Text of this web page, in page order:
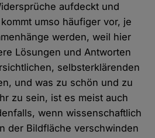
aufdeckt und
umso häufiger vor, je
werden, weil hier
Lösungen und Antworten
selbsterklärenden
und was zu schön und zu
zu sein, ist es meist auch
wenn wissenschaftlich
der Bildfläche verschwinden